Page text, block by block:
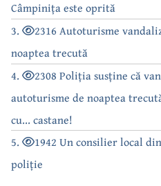
Câmpinița este oprită
3.
2316 Autoturisme
noaptea trecută
4.
2308 Poliția susține că
autoturisme de noaptea
cu... castane!
5.
1942 Un consilier local
poliție